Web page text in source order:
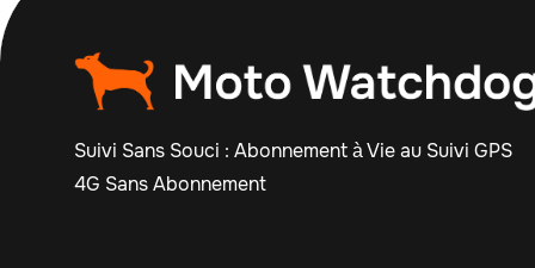
Suivi Sans Souci : Abonnement à Vie au Suivi GPS
4G Sans Abonnement